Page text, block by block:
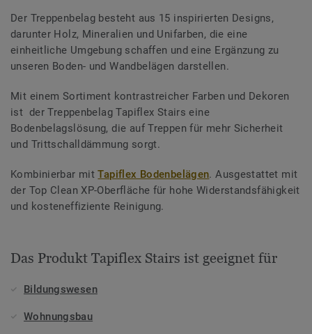
Der Treppenbelag besteht aus 15 inspirierten Designs,
darunter Holz, Mineralien und Unifarben, die eine
einheitliche Umgebung schaffen und eine Ergänzung zu
unseren Boden- und Wandbelägen darstellen.
Mit einem Sortiment kontrastreicher Farben und Dekoren
ist der Treppenbelag Tapiflex Stairs eine
Bodenbelagslösung, die auf Treppen für mehr Sicherheit
und Trittschalldämmung sorgt.
Kombinierbar mitTapiflex Bodenbelägen. Ausgestattet mit
der Top Clean XP-Oberfläche für hohe Widerstandsfähigkeit
und kosteneffiziente Reinigung.
Das Produkt Tapiflex Stairs ist geeignet für
Bildungswesen
Wohnungsbau